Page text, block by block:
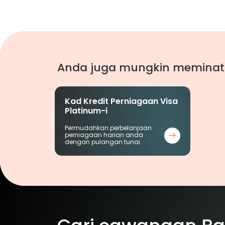
Anda juga mungkin
Kad Kredit Perniagaan Visa
Platinum-i
Permudahkan perbelanjaan
perniagaan harian anda
dengan pulangan tunai.